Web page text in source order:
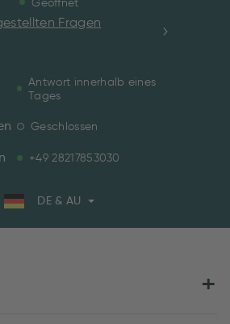
Geöffnet
Fragen
Antwort innerhalb eines
Tages
Geschlossen
+49 28217853030
DE & AU